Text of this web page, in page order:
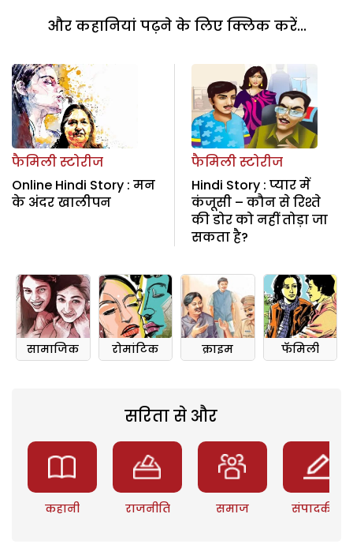
और कहानियां पढ़ने के लिए क्लिक करें...
फैमिली स्टोरीज
Online Hindi Story : मन
के अंदर खालीपन
फैमिली स्टोरीज
Hindi Story : प्यार में
कंजूसी – कौन से रिश्ते
की डोर को नहीं तोड़ा जा
सकता है?
सामाजिक रोमांटिक क्राइम फॅमिली
सरिता से और
कहानी राजनीति समाज संपादकीय